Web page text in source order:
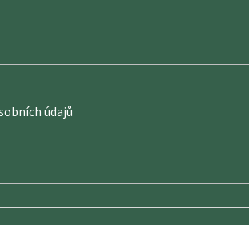
údajů